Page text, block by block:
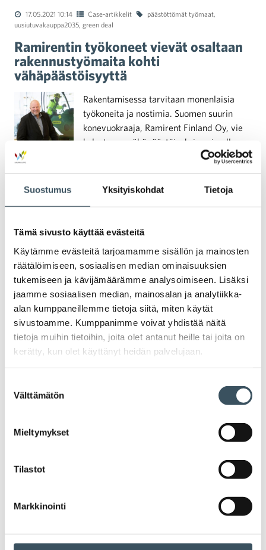
Suostumus Yksityiskohdat Tietoja
Tämä sivusto käyttää evästeitä
Käytämme evästeitä tarjoamamme sisällön ja mainosten
räätälöimiseen, sosiaalisen median ominaisuuksien
tukemiseen ja kävijämäärämme analysoimiseen. Lisäksi
jaamme sosiaalisen median, mainosalan ja analytiikka-
alan kumppaneillemme tietoja siitä, miten käytät
sivustoamme. Kumppanimme voivat yhdistää näitä
tietoja muihin tietoihin, joita olet antanut heille tai joita on
kerätty, kun olet käyttänyt heidän palvelujaan.
valinta
Välttämätön
Mieltymykset
Tilastot
Markkinointi
17.05.2021 10:14 Case-artikkelit päästöttömät työmaat,
uusiutuvakauppa2035, green deal
Ramirentin työkoneet vievät osaltaan
rakennustyömaita kohti
vähäpäästöisyyttä
Rakentamisessa tarvitaan monenlaisia
työkoneita ja nostimia. Suomen suurin
konevuokraaja, Ramirent Finland Oy, vie
kalustoaan vähäpäästöiseksi uusimalla
konekantaansa sähkö- tai akkukäyttöiseksi,
tankataan jo biopolttoöljyä.
monimuotoisuus,hiilineutraalius
Lidlin vastuullisuusohjelma lisää
sertifiointeja, haluaa auttaa asiakasta
valinnoissa
Lidl Suomi laajentaa sertifiointeja,
vähentää muovin käyttöä ja lisää
pakkaustensa kierrätettävyyttä. Se
painottaa nyt sitä, että asiakkaiden olisi
helpompi tehdä ostoksissaan vastuullisia